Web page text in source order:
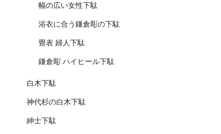
幅の広い女性下駄
浴衣に合う鎌倉彫の下駄
畳表 婦人下駄
鎌倉彫 ハイヒール下駄
白木下駄
神代杉の白木下駄
紳士下駄